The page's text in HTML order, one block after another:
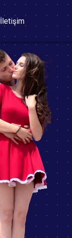
İletişim